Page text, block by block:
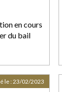
en cours
du bail
le :23/02/2023